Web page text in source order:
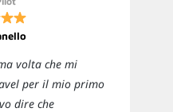
volta che mi
per il mio primo
dire che